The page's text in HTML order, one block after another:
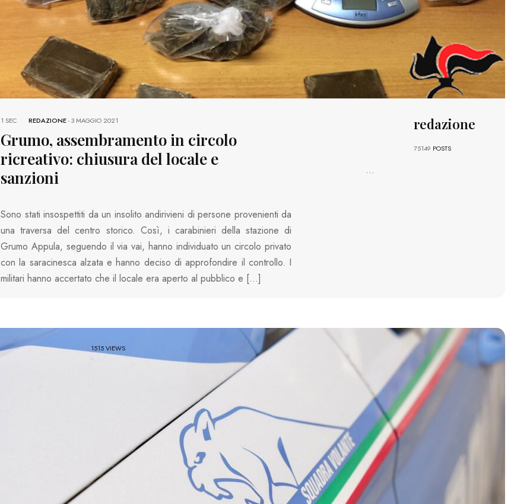
REDAZIONE-3 MAGGIO 2021
1 SEC
Grumo, assembramento in circolo
ricreativo: chiusura del locale e
sanzioni
Sono stati insospettiti da un insolito andirivieni di persone provenienti da
una traversa del centro storico. Così, i carabinieri della stazione di
Grumo Appula, seguendo il via vai, hanno individuato un circolo privato
con la saracinesca alzata e hanno deciso di approfondire il controllo. I
militari hanno accertato che il locale era aperto al pubblico e […]
redazione
75149 POSTS
...
1515 VIEWS